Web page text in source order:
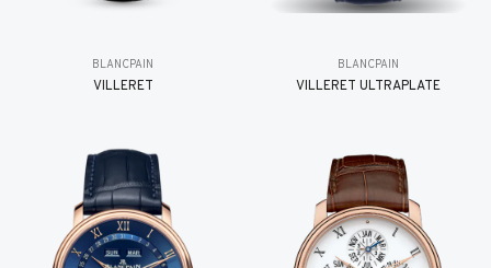
BLANCPAIN
VILLERET
BLANCPAIN
VILLERET ULTRAPLATE